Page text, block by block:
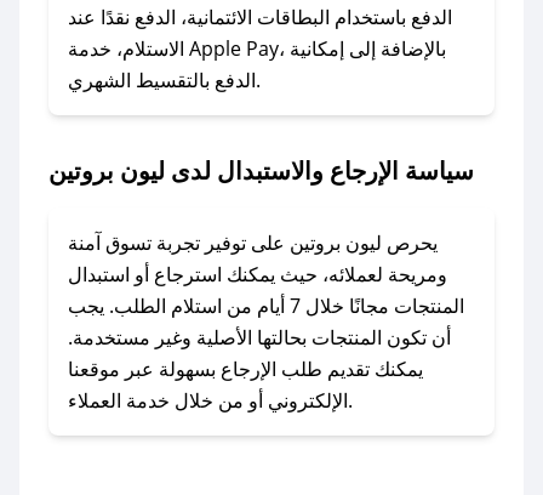
وسنقوم بحل المشكلة في أسرع وقت ممكن.
### ماذا أفعل إذا لم أجد كود خصم لمتجري
المفضل؟
مراسلتنا مباشرة وسنعمل على توفير الكوبونات في
### كيف تحصل على كوبونات خصم حصرية من
ليون بروتين؟
للحصول على كوبونات وخصومات حصرية، قم بما
يلي:
- اضغط على أيقونة متابعة لمتجر ليون بروتين في
الدفع باستخدام البطاقات الائتمانية، الدفع نقدًا عند
الاستلام، خدمة Apple Pay، بالإضافة إلى إمكانية
الدفع بالتقسيط الشهري.
سياسة الإرجاع والاستبدال لدى ليون بروتين
يحرص ليون بروتين على توفير تجربة تسوق آمنة
ومريحة لعملائه، حيث يمكنك استرجاع أو استبدال
المنتجات مجانًا خلال 7 أيام من استلام الطلب. يجب
أن تكون المنتجات بحالتها الأصلية وغير مستخدمة.
يمكنك تقديم طلب الإرجاع بسهولة عبر موقعنا
الإلكتروني أو من خلال خدمة العملاء.